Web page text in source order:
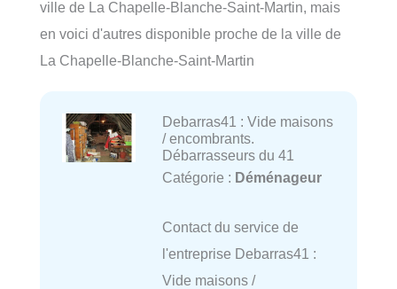
ville de La Chapelle-Blanche-Saint-Martin, mais
en voici d'autres disponible proche de la ville de
La Chapelle-Blanche-Saint-Martin
Debarras41 : Vide maisons
/ encombrants.
Débarrasseurs du 41
Catégorie : Déménageur
Contact du service de
l'entreprise Debarras41 :
Vide maisons /